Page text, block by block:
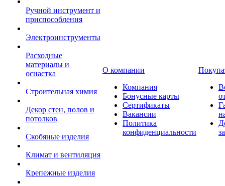
Ручной инструмент и
приспособления
Электроинструменты
Расходные
материалы и
оснастка
Строительная химия
Декор стен, полов и
потолков
Скобяные изделия
Климат и вентиляция
Крепежные изделия
О компании
Компания
Бонусные карты
Сертификаты
Вакансии
Политика
конфиденциальности